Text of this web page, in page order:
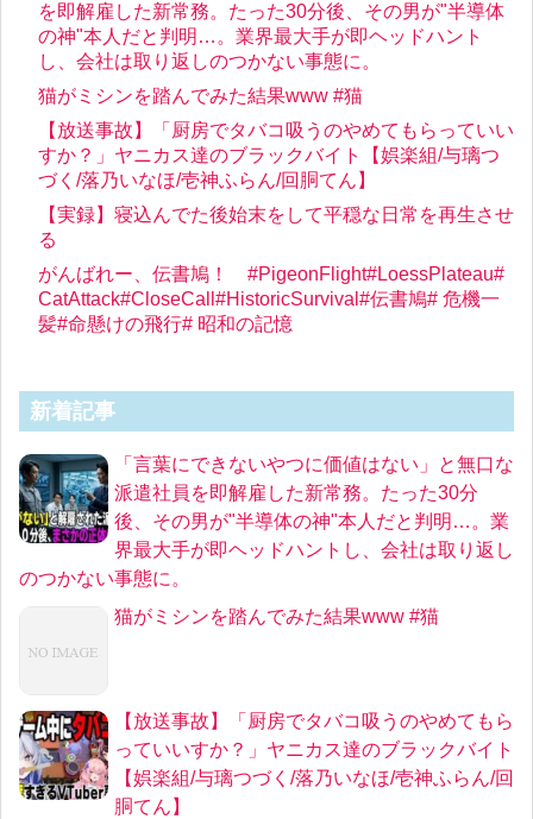
を即解雇した新常務。たった30分後、その男が"半導体
の神"本人だと判明…。業界最大手が即ヘッドハント
し、会社は取り返しのつかない事態に。
猫がミシンを踏んでみた結果www #猫
【放送事故】「厨房でタバコ吸うのやめてもらっていい
すか？」ヤニカス達のブラックバイト【娯楽組/与璃つ
づく/落乃いなほ/壱神ふらん/回胴てん】
【実録】寝込んでた後始末をして平穏な日常を再生させ
る
がんばれー、伝書鳩！ #PigeonFlight#LoessPlateau#
CatAttack#CloseCall#HistoricSurvival#伝書鳩# 危機一
髪#命懸けの飛行# 昭和の記憶
新着記事
「言葉にできないやつに価値はない」と無口な
派遣社員を即解雇した新常務。たった30分
後、その男が"半導体の神"本人だと判明…。業
界最大手が即ヘッドハントし、会社は取り返し
のつかない事態に。
猫がミシンを踏んでみた結果www #猫
【放送事故】「厨房でタバコ吸うのやめてもら
っていいすか？」ヤニカス達のブラックバイト
【娯楽組/与璃つづく/落乃いなほ/壱神ふらん/回
胴てん】